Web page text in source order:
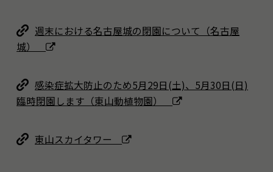
週末における名古屋城の閉園について（名古屋
城）
感染症拡大防止のため5月29日(土)、5月30日(日)
臨時閉園します（東山動植物園）
東山スカイタワー